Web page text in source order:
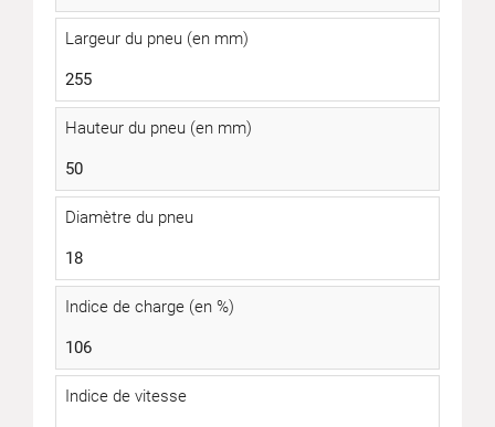
Largeur du pneu (en mm)
255
Hauteur du pneu (en mm)
50
Diamètre du pneu
18
Indice de charge (en %)
106
Indice de vitesse